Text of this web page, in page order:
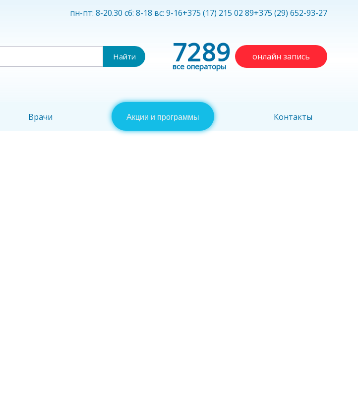
пн-пт: 8-20.30 сб: 8-18 вс: 9-16+375 (17) 215 02 89+375 (29) 652-93-27
Найти 7289
все операторы
онлайн запись
Врачи Акции и программы Контакты